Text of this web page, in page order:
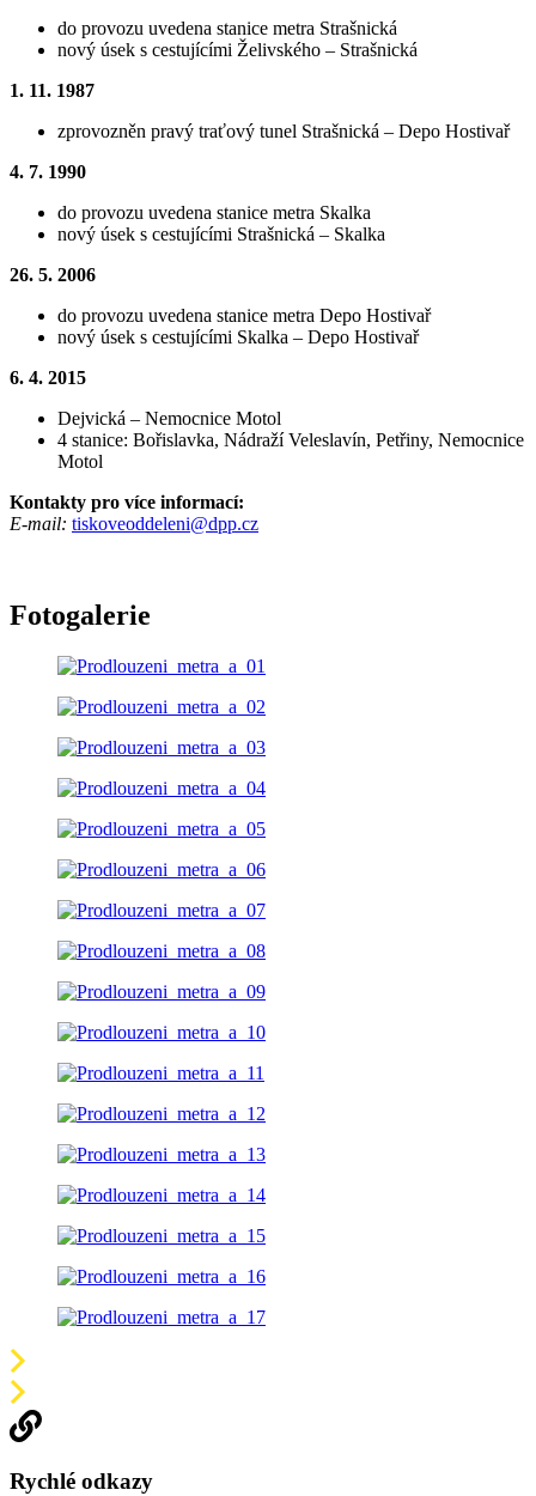
do provozu uvedena stanice metra Strašnická
nový úsek s cestujícími Želivského – Strašnická
1. 11. 1987
zprovozněn pravý traťový tunel Strašnická – Depo Hostivař
4. 7. 1990
do provozu uvedena stanice metra Skalka
nový úsek s cestujícími Strašnická – Skalka
26. 5. 2006
do provozu uvedena stanice metra Depo Hostivař
nový úsek s cestujícími Skalka – Depo Hostivař
6. 4. 2015
Dejvická – Nemocnice Motol
4 stanice: Bořislavka, Nádraží Veleslavín, Petřiny, Nemocnice
Motol
Kontakty pro více informací:
E-mail: tiskoveoddeleni@dpp.cz
Fotogalerie
Rychlé odkazy